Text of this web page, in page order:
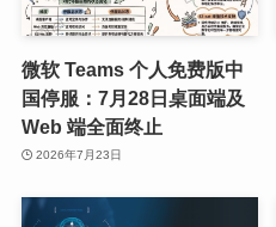
微软 Teams 个人免费版中
国停服：7月28日桌面端及
Web 端全面终止
2026年7月23日